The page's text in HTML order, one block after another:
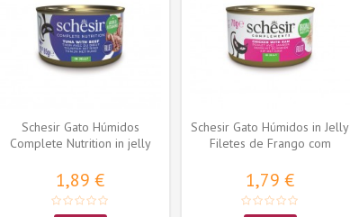
Schesir Gato Húmidos
Complete Nutrition in jelly
1,89 €
Schesir Gato Húmidos in Jelly
Filetes de Frango com
1,79 €